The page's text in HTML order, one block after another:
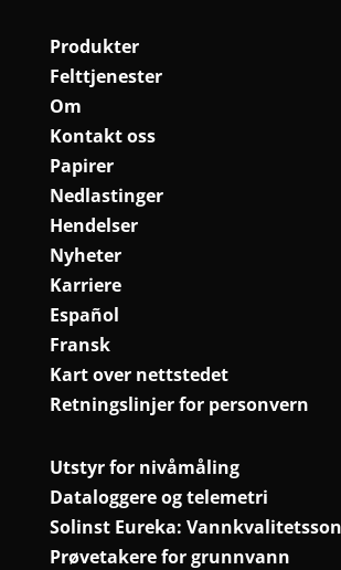
Produkter
Felttjenester
Om
Kontakt oss
Papirer
Nedlastinger
Hendelser
Nyheter
Karriere
Español
Fransk
Kart over nettstedet
Retningslinjer for personvern
Utstyr for nivåmåling
Dataloggere og telemetri
Solinst Eureka:
Prøvetakere for grunnvann